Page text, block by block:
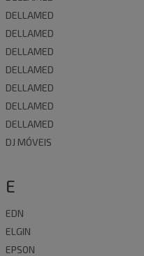
DELLAMED
DELLAMED
DELLAMED
DELLAMED
DELLAMED
DELLAMED
DELLAMED
DJ MÓVEIS
E
EDN
ELGIN
EPSON